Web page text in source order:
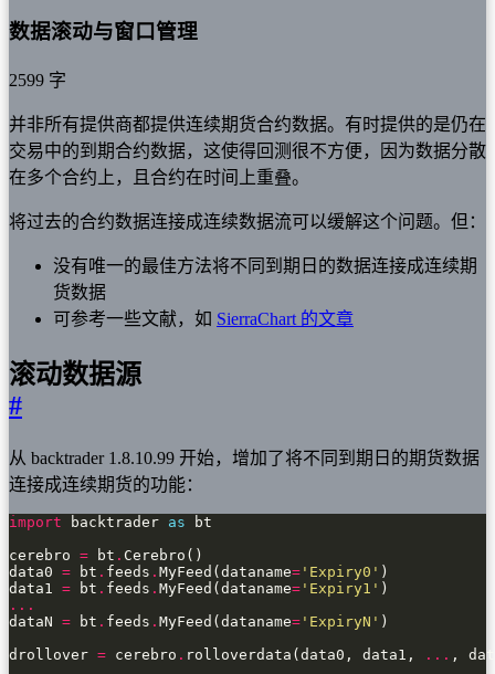
数据滚动与窗口管理
2599 字
并非所有提供商都提供连续期货合约数据。有时提供的是仍在
交易中的到期合约数据，这使得回测很不方便，因为数据分散
在多个合约上，且合约在时间上重叠。
将过去的合约数据连接成连续数据流可以缓解这个问题。但：
没有唯一的最佳方法将不同到期日的数据连接成连续期
货数据
可参考一些文献，如 SierraChart 的文章
滚动数据源
#
从 backtrader 1.8.10.99 开始，增加了将不同到期日的期货数据
连接成连续期货的功能：
import backtrader as
cerebro = bt .
data0 = bt . feeds . MyFeed(dataname= 'Expiry0'
data1 = bt . feeds . MyFeed(dataname= 'Expiry1'
...
dataN = bt . feeds . MyFeed(dataname= 'ExpiryN'
drollover = cerebro . rolloverdata(data0, data1, ... ,